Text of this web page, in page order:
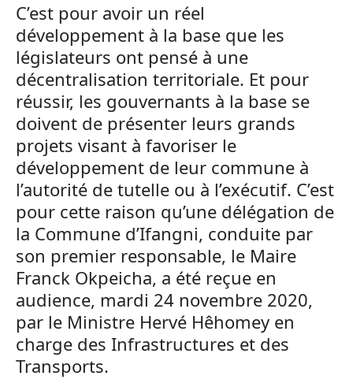
C’est pour avoir un réel
développement à la base que les
législateurs ont pensé à une
décentralisation territoriale. Et pour
réussir, les gouvernants à la base se
doivent de présenter leurs grands
projets visant à favoriser le
développement de leur commune à
l’autorité de tutelle ou à l’exécutif. C’est
pour cette raison qu’une délégation de
la Commune d’Ifangni, conduite par
son premier responsable, le Maire
Franck Okpeicha, a été reçue en
audience, mardi 24 novembre 2020,
par le Ministre Hervé Hêhomey en
charge des Infrastructures et des
Transports.